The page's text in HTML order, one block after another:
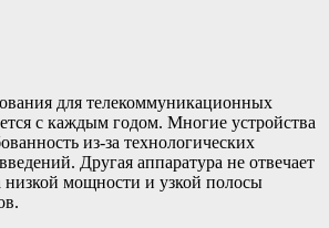
для телекоммуникационных
с каждым годом. Многие устройства
из-за технологических
Другая аппаратура не отвечает
низкой мощности и узкой полосы